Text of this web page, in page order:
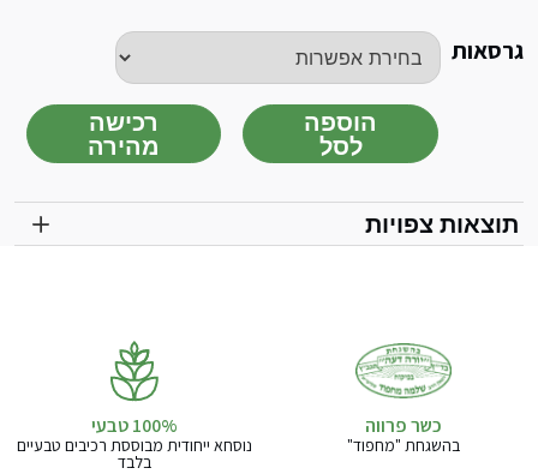
גרסאות
קורס
פיתוח
הדרכה
קולית
הוספה
לסל
רכישה
מהירה
תוצאות צפויות
כשר פרווה
בהשגחת "מחפוד" נוסחא ייחודית מבוססת רכיבים טבעיים
בלבד